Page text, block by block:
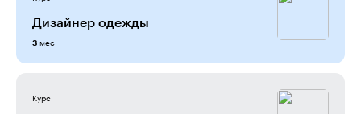
Дизайнер одежды
3 мес
Курс